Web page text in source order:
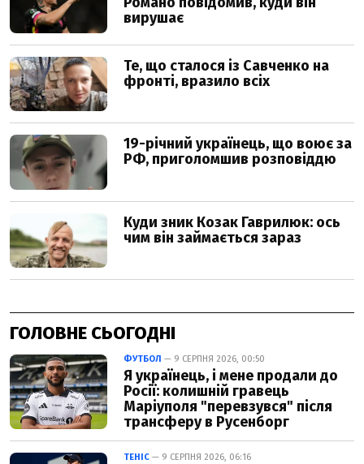
ГОЛОВНЕ СЬОГОДНІ
ФУТБОЛ — 9 СЕРПНЯ 2026, 00:50
Я українець, і мене продали до
Росії: колишній гравець
Маріуполя "перевзувся" після
трансферу в Русенборг
ТЕНІС — 9 СЕРПНЯ 2026, 06:16